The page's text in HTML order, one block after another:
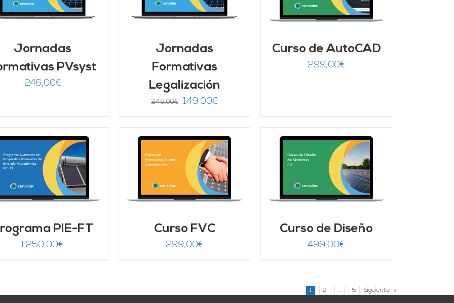
Jornadas
PVsyst
246,00€
Jornadas
Formativas
Legalización
246,00€
El
era:
246,00€.
149,00€El
es:
149,00€.
Curso de AutoCAD
299,00€
PIE-FT
1.250,00€
AÑADIR AL CARRITO
DETALLES
Curso FVC
299,00€
Valorado
4.67de 5
AÑADIR AL CARRITO
DETALLES
Curso de Diseño
499,00€
1 2 … 5 Siguiente